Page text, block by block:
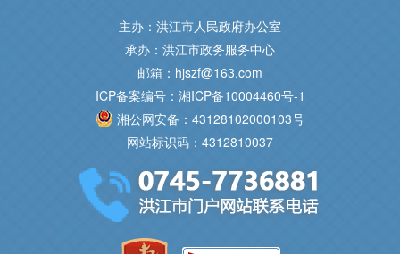
主办：洪江市人民政府办公室
承办：洪江市政务服务中心
邮箱：hjszf@163.com
ICP备案编号：湘ICP备10004460号-1
湘公网安备：43128102000103号
网站标识码：4312810037